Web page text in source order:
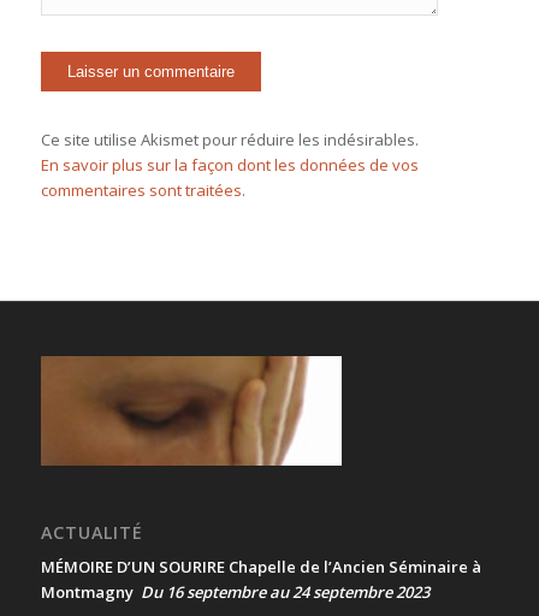
Ce site utilise Akismet pour réduire les indésirables.
En savoir plus sur la façon dont les données de vos
commentaires sont traitées.
ACTUALITÉ
MÉMOIRE D’UN SOURIRE Chapelle de l’Ancien Séminaire à
Montmagny Du 16 septembre au 24 septembre 2023